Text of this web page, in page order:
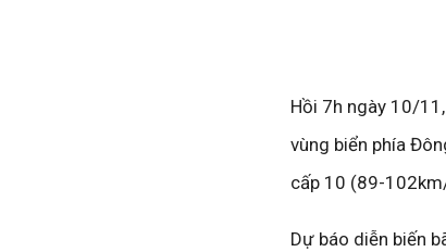
Hồi 7h ngày 10/
vùng biển phía
cấp 10 (89-
Dự báo diễn biến